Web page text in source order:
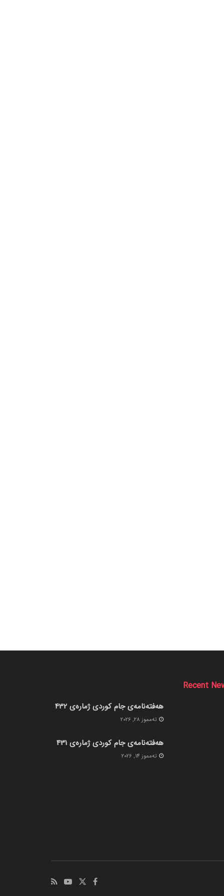
Recent
هەفتەنامەی جام کوردی ژمارەی 432
ته‌مموز 28, 2026
هەفتەنامەی جام کوردی ژمارەی 431
ته‌مموز 14, 2026